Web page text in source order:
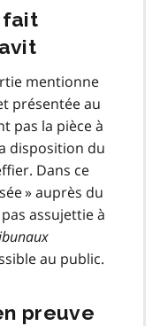
fait
mentionne
présentée au
pas la pièce à
disposition du
Dans ce
» auprès du
assujettie à
au public.
preuve